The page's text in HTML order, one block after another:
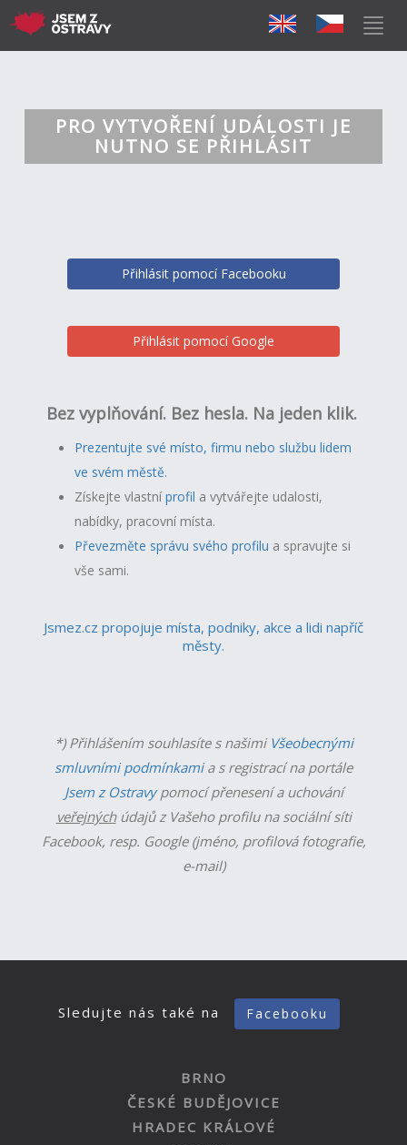
PRO VYTVOŘENÍ UDÁLOSTI JE
NUTNO SE PŘIHLÁSIT
Přihlásit pomocí Facebooku
Přihlásit pomocí Google
Bez vyplňování. Bez hesla. Na jeden klik.
Prezentujte své místo, firmu nebo službu lidem
ve svém městě.
Získejte vlastníprofil a vytvářejte udalosti,
nabídky, pracovní místa.
Převezměte správu svého profilu a spravujte si
vše sami.
Jsmez.cz propojuje místa, podniky, akce a lidi napříč
městy.
*) Přihlášením souhlasíte s našimi Všeobecnými
smluvními podmínkamia s registrací na portále
Jsem z Ostravypomocí přenesení a uchování
veřejnýchúdajů z Vašeho profilu na sociální síti
Facebook, resp. Google (jméno, profilová fotografie,
e-mail)
Sledujte nás také na Facebooku
BRNO
ČESKÉ BUDĚJOVICE
HRADEC KRÁLOVÉ